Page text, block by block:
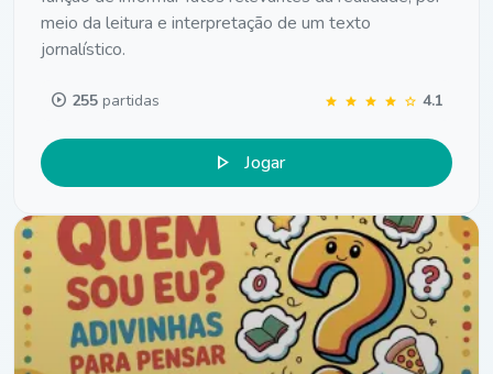
meio da leitura e interpretação de um texto
jornalístico.
play_circle 255 partidas star star star star star 4.1
play_arrow Jogar